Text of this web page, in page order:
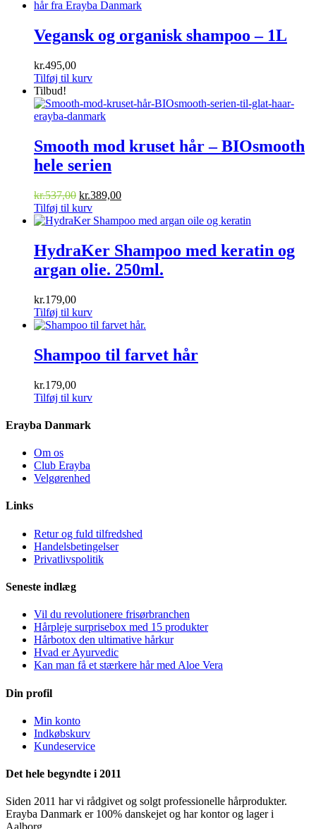
Vegansk og organisk shampoo – 1L
kr.495,00
Tilføj til kurv
Tilbud!
Smooth mod kruset hår – BIOsmooth
hele serien
kr.537,00 Den
oprindelige
pris
kr.537,00.
kr.389,00Den
pris
kr.389,00.
Tilføj til kurv
HydraKer Shampoo med keratin og
argan olie. 250ml.
kr.179,00
Tilføj til kurv
Shampoo til farvet hår
kr.179,00
Tilføj til kurv
Erayba Danmark
Om os
Club Erayba
Velgørenhed
Links
Retur og fuld tilfredshed
Handelsbetingelser
Privatlivspolitik
Seneste indlæg
Vil du revolutionere frisørbranchen
Hårpleje surprisebox med 15 produkter
Hårbotox den ultimative hårkur
Hvad er Ayurvedic
Kan man få et stærkere hår med Aloe Vera
Din profil
Min konto
Indkøbskurv
Kundeservice
Det hele begyndte i 2011
Siden 2011 har vi rådgivet og solgt professionelle hårprodukter.
Erayba Danmark er 100% danskejet og har kontor og lager i